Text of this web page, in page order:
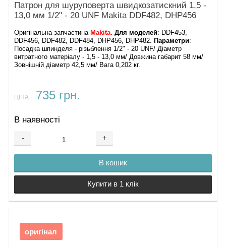
Патрон для шуруповерта швидкозатискний 1,5 -
13,0 мм 1/2" - 20 UNF Makita DDF482, DHP456
Оригінальна запчастина Makita.Для моделей: DDF453,
DDF456, DDF482, DDF484, DHP456, DHP482. Параметри:
Посадка шпинделя - різьблення 1/2" - 20 UNF/ Діаметр
витратного матеріалу - 1,5 - 13,0 мм/ Довжина габарит 58 мм/
Зовнішній діаметр 42,5 мм/ Вага 0,202 кг.
ЦІНА: 735 грн.
В наявності
- +
В кошик
Купити в 1 клік
оригінал